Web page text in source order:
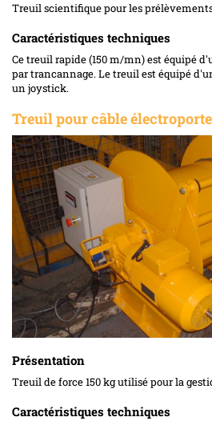
Treuil scientifique pour les
Caractéristiques techniques
Ce treuil rapide (150 m/mn) est équipé
par trancannage. Le treuil est équipé
un joystick.
Treuil pour câble
Présentation
Treuil de force 150 kg utilisé pour la
Caractéristiques techniques